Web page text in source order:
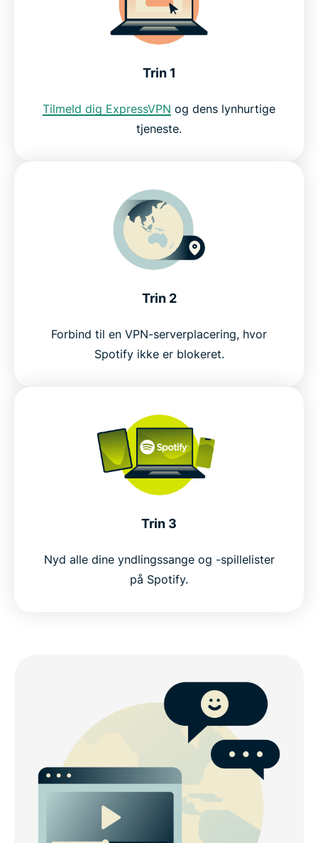
Trin 1
Tilmeld dig ExpressVPN og dens lynhurtige
tjeneste.
Trin 2
Forbind til en VPN-serverplacering, hvor
Spotify ikke er blokeret.
Trin 3
Nyd alle dine yndlingssange og -spillelister
på Spotify.